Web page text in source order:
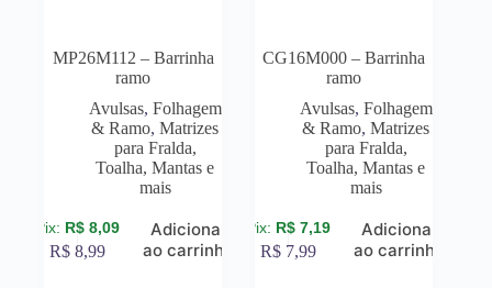
MP26M112 – Barrinha
ramo
Avulsas, Folhagem
& Ramo,Matrizes
para Fralda,
Toalha, Mantas e
mais
R$ 8,09
R$ 8,99
Adicionar
ao carrinho
CG16M000 – Barrinha
ramo
Avulsas, Folhagem
& Ramo,Matrizes
para Fralda,
Toalha, Mantas e
mais
R$ 7,19
R$ 7,99
Adicionar
ao carrinho